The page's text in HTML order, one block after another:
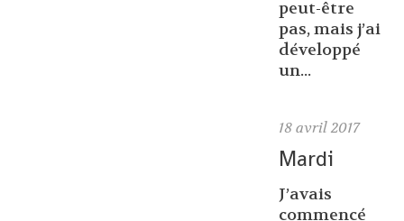
peut-être
pas, mais j’ai
développé
un...
18 avril 2017
Mardi
J’avais
commencé